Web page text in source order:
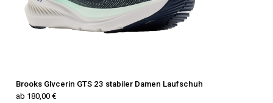
Brooks Glycerin GTS 23 stabiler Damen Laufschuh
ab 180,00 €